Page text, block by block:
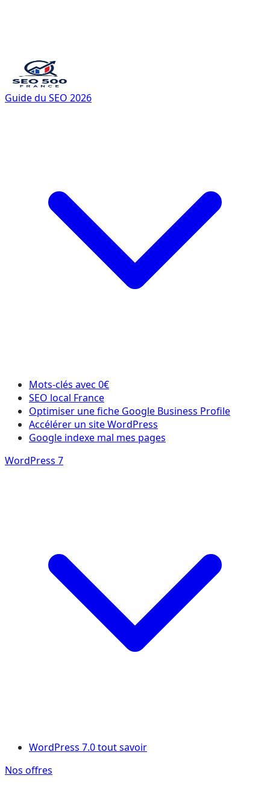
Guide du SEO 2026
Mots-clés avec 0€
SEO local France
Optimiser une fiche Google Business Profile
Accélérer un site WordPress
Google indexe mal mes pages
WordPress 7
WordPress 7.0 tout savoir
Nos offres